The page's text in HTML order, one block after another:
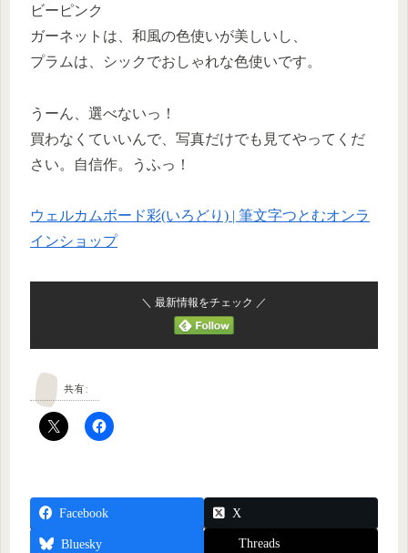
ビーピンク
ガーネットは、和風の色使いが美しいし、
プラムは、シックでおしゃれな色使いです。
うーん、選べないっ！
買わなくていいんで、写真だけでも見てやってくだ
さい。自信作。うふっ！
ウェルカムボード彩(いろどり) | 筆文字つとむオンラ
インショップ
＼ 最新情報をチェック ／
共有:
Facebook X
Bluesky Threads